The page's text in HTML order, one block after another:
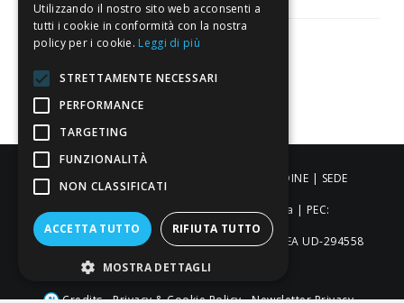
Pagamenti sicuri
Credits-Privacy & Cookie Policy-Newsletter Privacy-
ALDIGIÙ S.R.L. | Via Cortazzis 15 33100 - UDINE | SEDE
OPERATIVA: Via del Progresso 3 - Padova | PEC:
aldigiusrl@pec.it | C.F. e P.IVA 02873920306 REA UD-294558
Capitale sociale: € 27.086,97
Utilizzando il nostro sito web acconsenti a
tutti i cookie in conformità con la nostra
policy per i cookie. Leggi di più
STRETTAMENTE NECESSARI
PERFORMANCE
TARGETING
FUNZIONALITÀ
NON CLASSIFICATI
ACCETTA TUTTO RIFIUTA TUTTO
MOSTRA DETTAGLI